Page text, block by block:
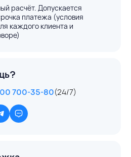
расчёт. Допускается
платежа (условия
каждого клиента и
700-35-80(24/7)